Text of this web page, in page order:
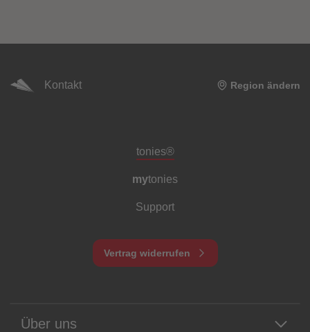
Kontakt Region ändern
Meta-Navigation Footer
tonies®
mytonies
Support
Vertrag widerrufen
Über uns